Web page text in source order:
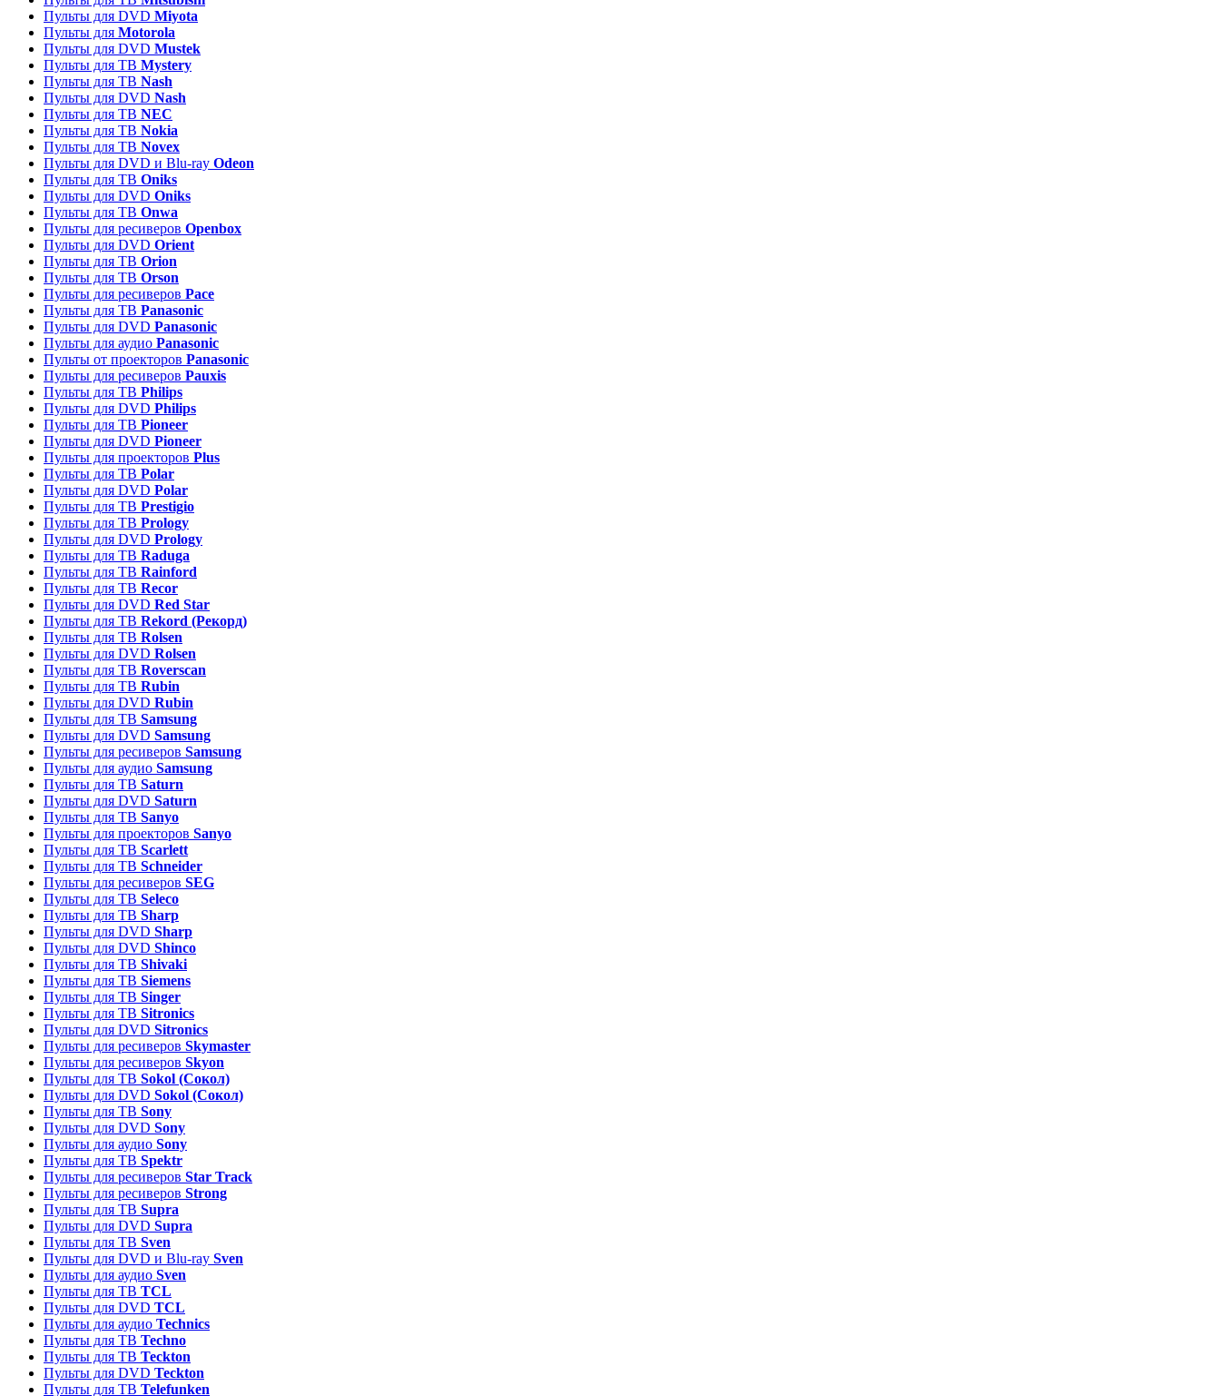
Пульты для DVD Miyota
Пульты для Motorola
Пульты для DVD Mustek
Пульты для ТВ Mystery
Пульты для ТВ Nash
Пульты для DVD Nash
Пульты для ТВ NEC
Пульты для ТВ Nokia
Пульты для ТВ Novex
Пульты для DVD и Blu-ray Odeon
Пульты для ТВ Oniks
Пульты для DVD Oniks
Пульты для ТВ Onwa
Пульты для ресиверов Openbox
Пульты для DVD Orient
Пульты для ТВ Orion
Пульты для ТВ Orson
Пульты для ресиверов Pace
Пульты для ТВ Panasonic
Пульты для DVD Panasonic
Пульты для аудио Panasonic
Пульты от проекторов Panasonic
Пульты для ресиверов Pauxis
Пульты для ТВ Philips
Пульты для DVD Philips
Пульты для ТВ Pioneer
Пульты для DVD Pioneer
Пульты для проекторов Plus
Пульты для ТВ Polar
Пульты для DVD Polar
Пульты для ТВ Prestigio
Пульты для ТВ Prology
Пульты для DVD Prology
Пульты для ТВ Raduga
Пульты для ТВ Rainford
Пульты для ТВ Recor
Пульты для DVD Red Star
Пульты для ТВ Rekord (Рекорд)
Пульты для ТВ Rolsen
Пульты для DVD Rolsen
Пульты для ТВ Roverscan
Пульты для ТВ Rubin
Пульты для DVD Rubin
Пульты для ТВ Samsung
Пульты для DVD Samsung
Пульты для ресиверов Samsung
Пульты для аудио Samsung
Пульты для ТВ Saturn
Пульты для DVD Saturn
Пульты для ТВ Sanyo
Пульты для проекторов Sanyo
Пульты для ТВ Scarlett
Пульты для ТВ Schneider
Пульты для ресиверов SEG
Пульты для ТВ Seleco
Пульты для ТВ Sharp
Пульты для DVD Sharp
Пульты для DVD Shinco
Пульты для ТВ Shivaki
Пульты для ТВ Siemens
Пульты для ТВ Singer
Пульты для ТВ Sitronics
Пульты для DVD Sitronics
Пульты для ресиверов Skymaster
Пульты для ресиверов Skyon
Пульты для ТВ Sokol (Сокол)
Пульты для DVD Sokol (Сокол)
Пульты для ТВ Sony
Пульты для DVD Sony
Пульты для аудио Sony
Пульты для ТВ Spektr
Пульты для ресиверов Star Track
Пульты для ресиверов Strong
Пульты для ТВ Supra
Пульты для DVD Supra
Пульты для ТВ Sven
Пульты для DVD и Blu-ray Sven
Пульты для аудио Sven
Пульты для ТВ TCL
Пульты для DVD TCL
Пульты для аудио Technics
Пульты для ТВ Techno
Пульты для ТВ Teckton
Пульты для DVD Teckton
Пульты для ТВ Telefunken